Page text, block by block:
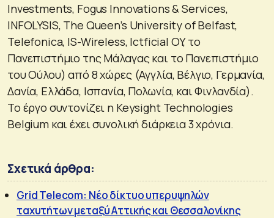
Investments, Fοgus Innovations & Services,
INFOLYSIS, The Queen’s University of Belfast,
Telefonica, IS-Wireless, Ιctficial OY, το
Πανεπιστήμιο της Μάλαγας και το Πανεπιστήμιο
του Ούλου) από 8 χώρες (Αγγλία, Βέλγιο, Γερμανία,
Δανία, Ελλάδα, Ισπανία, Πολωνία, και Φινλανδία).
Το έργο συντονίζει η Keysight Technologies
Belgium και έχει συνολική διάρκεια 3 χρόνια.
Σχετικά άρθρα:
Grid Telecom: Νέο δίκτυο υπερυψηλών
ταχυτήτων μεταξύ Αττικής και Θεσσαλονίκης